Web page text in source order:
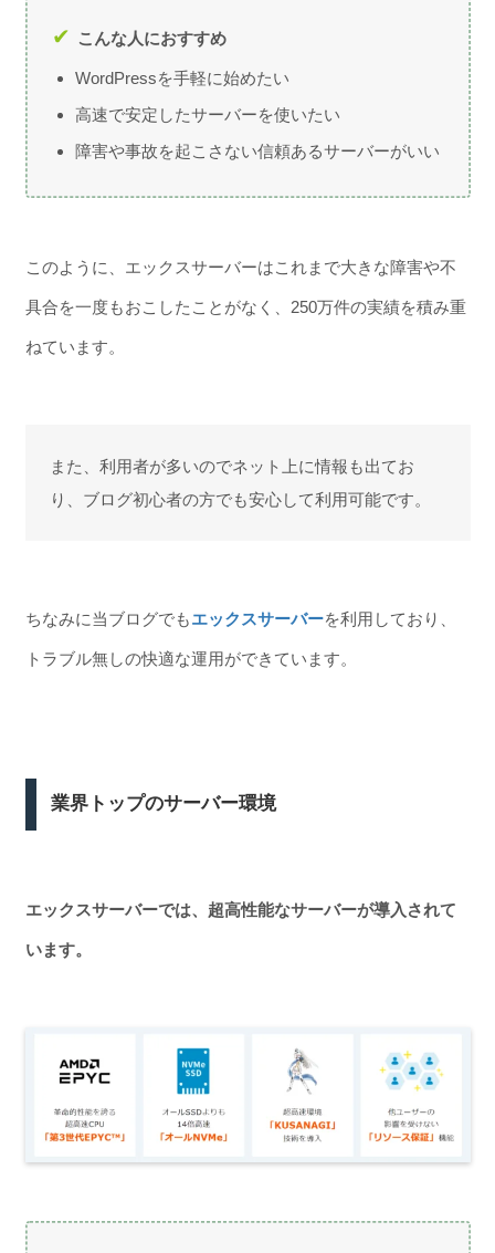
こんな人におすすめ
WordPressを手軽に始めたい
高速で安定したサーバーを使いたい
障害や事故を起こさない信頼あるサーバーがいい
このように、エックスサーバーはこれまで大きな障害や不
具合を一度もおこしたことがなく、250万件の実績を積み重
ねています。
また、利用者が多いのでネット上に情報も出てお
り、ブログ初心者の方でも安心して利用可能です。
ちなみに当ブログでもエックスサーバーを利用しており、
トラブル無しの快適な運用ができています。
業界トップのサーバー環境
エックスサーバーでは、超高性能なサーバーが導入されて
います。